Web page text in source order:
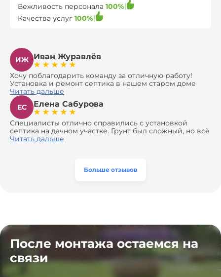
Вежливость персонала 100%
Качества услуг 100%
ИЖ Иван Журавлёв
Хочу поблагодарить команду за отличную работу!
Установка и ремонт септика в нашем старом доме
оказались сложной задачей, но ребята справились на
все 100%. Всё сделали аккуратно и профессионально.
Давали полезные рекомендации, не пытались
навязать ничего лишнего, помогли с выбором и
доставкой материалов, что позволило нам
сэкономить. Выполнили монтаж и демонтаж
оборудования, заменили трубы, обновили
эту компанию всем, кто ищет надёжных
Читать дальше
ЕС
Елена Сабурова
Специалисты отлично справились с установкой
септика на дачном участке. Грунт был сложный, но всё
сделали быстро и аккуратно. Помогли выбрать
Читать дальше
Больше отзывов
После монтажа остаемся на
связи